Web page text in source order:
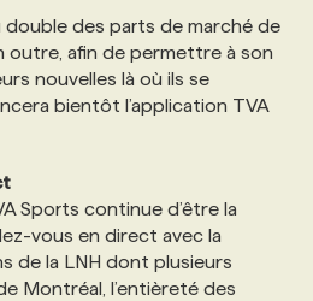
double des parts de marché de
outre, afin de permettre à son
nouvelles là où ils se
bientôt l’application TVA
Sports continue d’être la
vous en direct avec la
de la LNH dont plusieurs
Montréal, l’entièreté des